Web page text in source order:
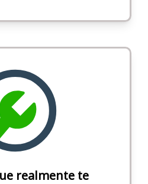
realmente te